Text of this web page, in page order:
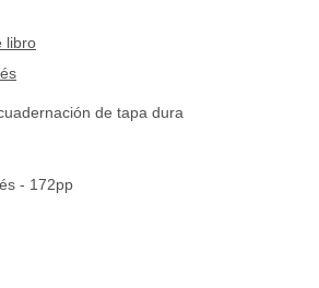
libro
de tapa dura
- 172pp